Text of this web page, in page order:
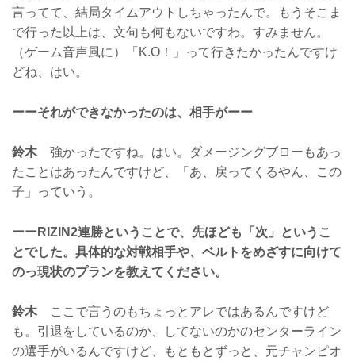
言ってて、結局タイムアウトしちゃったんで。もうそこま
で行った以上は、文句も何もないですわ。すみません。
（ゲーム音声風に）「K.O！」って行きたかったんですけ
どね、はい。
ーーそれができなかったのは、相手がーー
鈴木 強かったですね。はい。ダメージングブローもあっ
たことはあったんですけど、「あ、戻ってくるやん、この
子」っていう。
ーーRIZIN2連勝ということで、先ほども「次」というこ
とでした。具体的な対戦相手や、ベルトをめざすに向けて
のっ現状のプランを教えてください。
鈴木 ここで言うのもちょっとアレではあるんですけど
も。引退をしているのか、してないのかのセンターライン
の選手がいるんですけど、もともとずっと、元チャンピオ